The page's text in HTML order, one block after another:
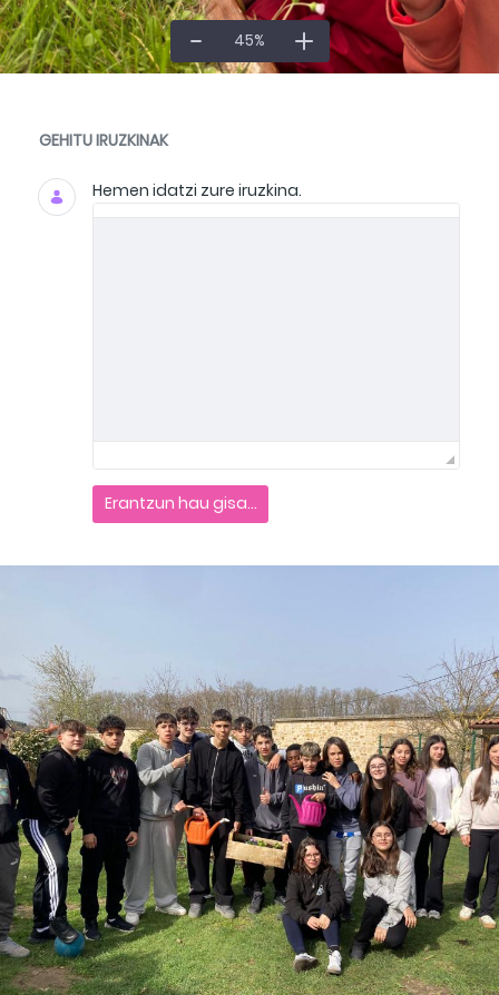
45%
GEHITU IRUZKINAK
Hemen idatzi zure iruzkina.
Erantzun hau gisa...